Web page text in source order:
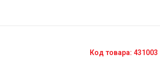
Код товара: 431003